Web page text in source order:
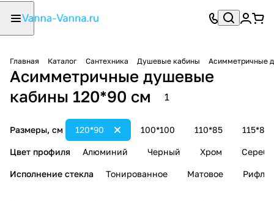
Главная Каталог Сантехника Душевые кабины Асимметричные
Асимметричные душевые
кабины 120*90 см
1
Размеры, см 100*100 110*85 115*85
120*90
Цвет профиля Алюминий Черный Хром
Исполнение стекла Тонированное Матовое